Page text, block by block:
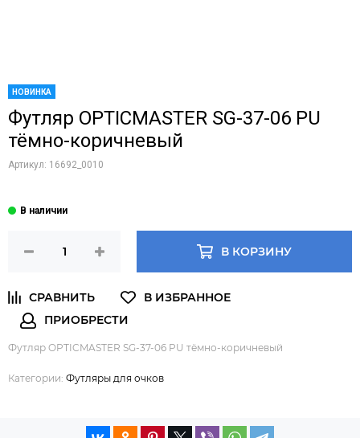
НОВИНКА
Футляр OPTICMASTER SG-37-06 PU
тёмно-коричневый
Артикул: 16692_0010
В КОРЗИНУ
Футляр OPTICMASTER SG-37-06 PU тёмно-коричневый
Категории: Футляры для очков